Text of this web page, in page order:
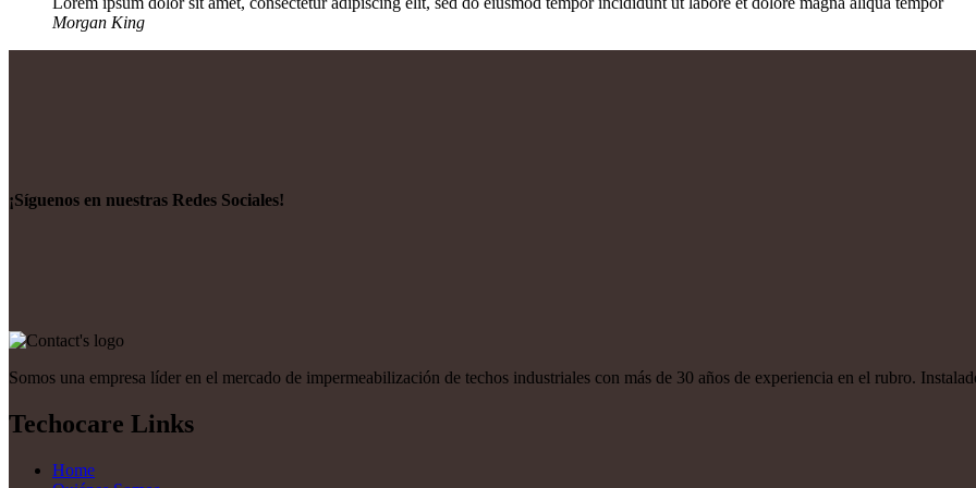
Morgan King
¡Síguenos en nuestras Redes Sociales!
Somos una empresa líder en el mercado de impermeabilización de techos industriales con más de 30 años de experiencia en el rubro.
Techocare Links
Home